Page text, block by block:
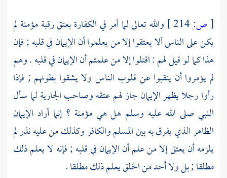
[ص:
والله تعالى لما أمر في الكفارة بعتق رقبة مؤمنة لم
يكن على الناس ألا يعتقوا إلا من يعلموا أن الإيمان في قلبه ; فإن
هذا كما لو قيل لهم : اقتلوا إلا من علمتم أن الإيمان في قلبه . وهم
لم يؤمروا أن ينقبوا عن قلوب الناس ولا يشقوا بطونهم ; فإذا
رأوا رجلا يظهر الإيمان جاز لهم عتقه وصاحب الجارية لما سأل
النبي صلى الله عليه وسلم هل هي مؤمنة ؟ إنما أراد الإيمان
الظاهر الذي يفرق به بين المسلم والكافر وكذلك من عليه نذر لم
يلزمه أن يعتق إلا من علم أن الإيمان في قلبه ; فإنه لا يعلم ذلك
مطلقا ; بل ولا أحد من الخلق يعلم ذلك مطلقا .